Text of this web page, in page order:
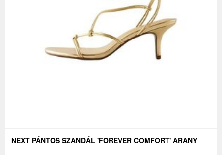
NEXT PÁNTOS SZANDÁL 'FOREVER COMFORT' ARANY